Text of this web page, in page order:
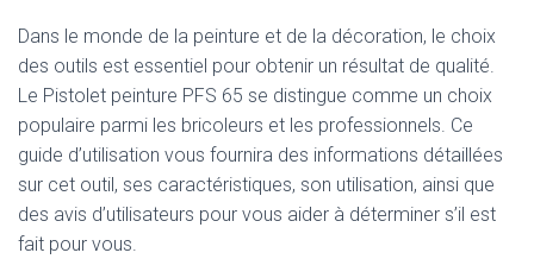
Dans le monde de la peinture et de la décoration, le choix
des outils est essentiel pour obtenir un résultat de qualité.
Le Pistolet peinture PFS 65 se distingue comme un choix
populaire parmi les bricoleurs et les professionnels. Ce
guide d’utilisation vous fournira des informations détaillées
sur cet outil, ses caractéristiques, son utilisation, ainsi que
des avis d’utilisateurs pour vous aider à déterminer s’il est
fait pour vous.